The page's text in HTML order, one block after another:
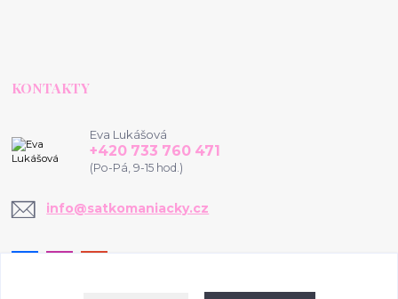
KONTAKTY
Eva Lukášová
+420 733 760 471
(Po-Pá, 9-15 hod.)
info@satkomaniacky.cz